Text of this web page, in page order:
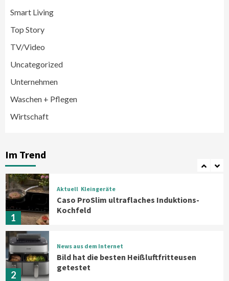
Smart Living
Top Story
TV/Video
Uncategorized
Unternehmen
Waschen + Pflegen
Wirtschaft
Im Trend
5
6
Verbraucher setzen immer mehr auf
Klimageräte und Ventilatoren
7
1
Aktuell Kleingeräte
Caso ProSlim ultraflaches Induktions-
Kochfeld
2
News aus dem Internet
Bild hat die besten Heißluftfritteusen
getestet